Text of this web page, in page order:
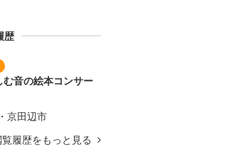
歴
む音の絵本コンサー
京田辺市
履歴をもっと見る